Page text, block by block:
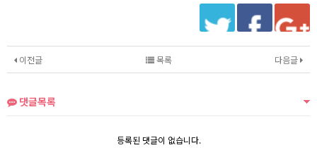
이전글 다음글
목록
댓글목록
등록된 댓글이 없습니다.